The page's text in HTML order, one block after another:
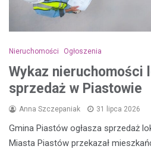
Nieruchomości Ogłoszenia
Wykaz nieruchomości
sprzedaż w Piastowie
Anna Szczepaniak 31 lipca 2026
Gmina Piastów ogłasza sprzedaż
Miasta Piastów przekazał